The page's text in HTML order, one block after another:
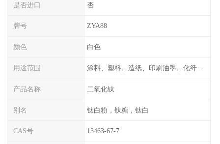
是否进口 否
牌号 ZYA88
颜色 白色
用途范围 涂料、塑料、造纸、印刷油墨、化纤、橡胶、化妆品等
产品名称 二氧化钛
别名 钛白粉，钛糖，钛白
CAS号 13463-67-7